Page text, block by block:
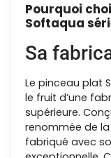
Pourquoi
Softaqua
Sa
Le pinceau plat
le fruit d’une
supérieure.
renommée de
fabriqué avec